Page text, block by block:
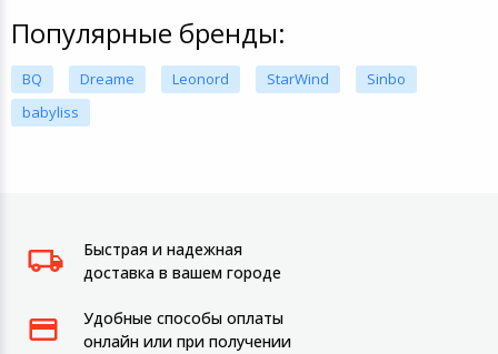
Популярные бренды:
BQ Dreame Leonord StarWind
Sinbo
babyliss
Быстрая и надежная
доставка в вашем городе
Удобные способы оплаты
онлайн или при получении